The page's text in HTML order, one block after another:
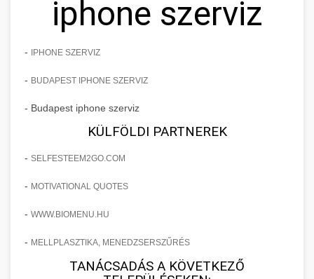
iphone szerviz
- IPHONE SZERVIZ
- BUDAPEST IPHONE SZERVIZ
- Budapest iphone szerviz
KÜLFÖLDI PARTNEREK
- SELFESTEEM2GO.COM
- MOTIVATIONAL QUOTES
- WWW.BIOMENU.HU
- MELLPLASZTIKA, MENEDZSERSZŰRÉS
TANÁCSADÁS A KÖVETKEZŐ